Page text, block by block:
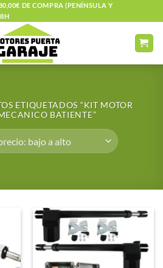
DE COMPRA (PENÍNSULA Y
ETIQUETADOS “KIT MOTOR
BATIENTE”